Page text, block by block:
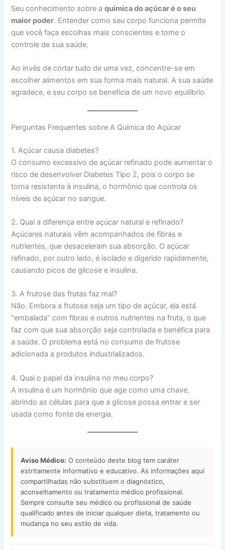
Seu conhecimento sobre aquímica do açúcar é o seu
maior poder. Entender como seu corpo funciona permite
que você faça escolhas mais conscientes e tome o
controle de sua saúde.
Ao invés de cortar tudo de uma vez, concentre-se em
escolher alimentos em sua forma mais natural. A sua saúde
agradece, e seu corpo se beneficia de um novo equilíbrio.
Perguntas Frequentes sobre A Química do Açúcar
1. Açúcar causa diabetes?
O consumo excessivo de açúcar refinado pode aumentar o
risco de desenvolver Diabetes Tipo 2, pois o corpo se
torna resistente à insulina, o hormônio que controla os
níveis de açúcar no sangue.
2. Qual a diferença entre açúcar natural e refinado?
Açúcares naturais vêm acompanhados de fibras e
nutrientes, que desaceleram sua absorção. O açúcar
refinado, por outro lado, é isolado e digerido rapidamente,
causando picos de glicose e insulina.
3. A frutose das frutas faz mal?
Não. Embora a frutose seja um tipo de açúcar, ela está
“embalada” com fibras e outros nutrientes na fruta, o que
faz com que sua absorção seja controlada e benéfica para
a saúde. O problema está no consumo de frutose
adicionada a produtos industrializados.
4. Qual o papel da insulina no meu corpo?
A insulina é um hormônio que age como uma chave,
abrindo as células para que a glicose possa entrar e ser
usada como fonte de energia.
Aviso Médico: O conteúdo deste blog tem caráter
estritamente informativo e educativo. As informações aqui
compartilhadas não substituem o diagnóstico,
aconselhamento ou tratamento médico profissional.
Sempre consulte seu médico ou profissional de saúde
qualificado antes de iniciar qualquer dieta, tratamento ou
mudança no seu estilo de vida.